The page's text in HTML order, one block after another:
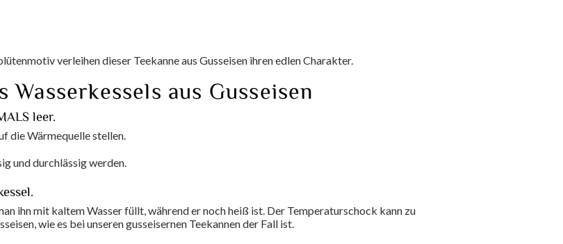
verleihen dieser Teekanne aus Gusseisen ihren edlen Charakter.
aus Gusseisen
leer.
die Wärmequelle stellen.
und durchlässig werden.
ihn mit kaltem Wasser füllt, während er noch heiß ist. Der Temperaturschock kann zu
wie es bei unseren gusseisernen Teekannen der Fall ist.